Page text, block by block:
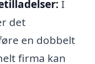
I
det
en dobbelt
firma kan